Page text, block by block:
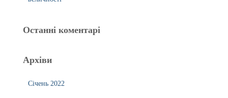
Останні коментарі
Архіви
Січень 2022